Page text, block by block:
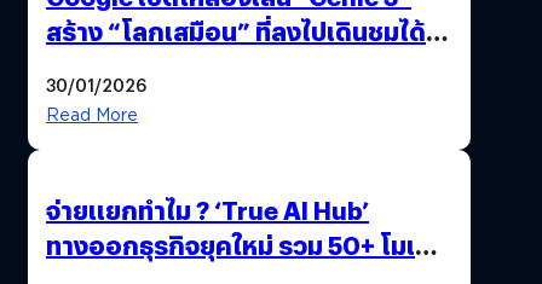
สร้าง “โลกเสมือน” ที่ลงไปเดินชมได้
30/01/2026
Read More
จ่ายแยกทำไม ? ‘True AI Hub’
ทางออกธุรกิจยุคใหม่ รวม 50+ โมเดล